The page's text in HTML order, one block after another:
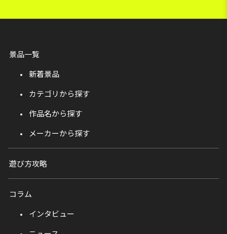
景品一覧
新着景品
カテゴリから探す
作品名から探す
メーカーから探す
遊び方攻略
コラム
インタビュー